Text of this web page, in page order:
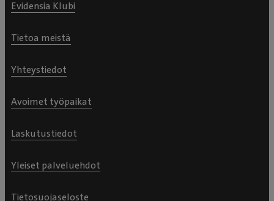
Evidensia Klubi
Tietoa meistä
Yhteystiedot
Avoimet työpaikat
Laskutustiedot
Yleiset palveluehdot
Tietosuojaseloste